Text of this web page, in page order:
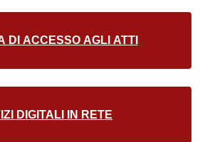
DI ACCESSO AGLI ATTI
DIGITALI IN RETE